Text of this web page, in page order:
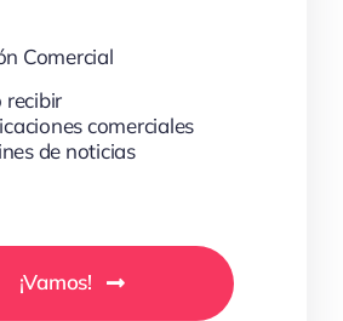
Comercial
recibir
comerciales
de noticias
¡Vamos!